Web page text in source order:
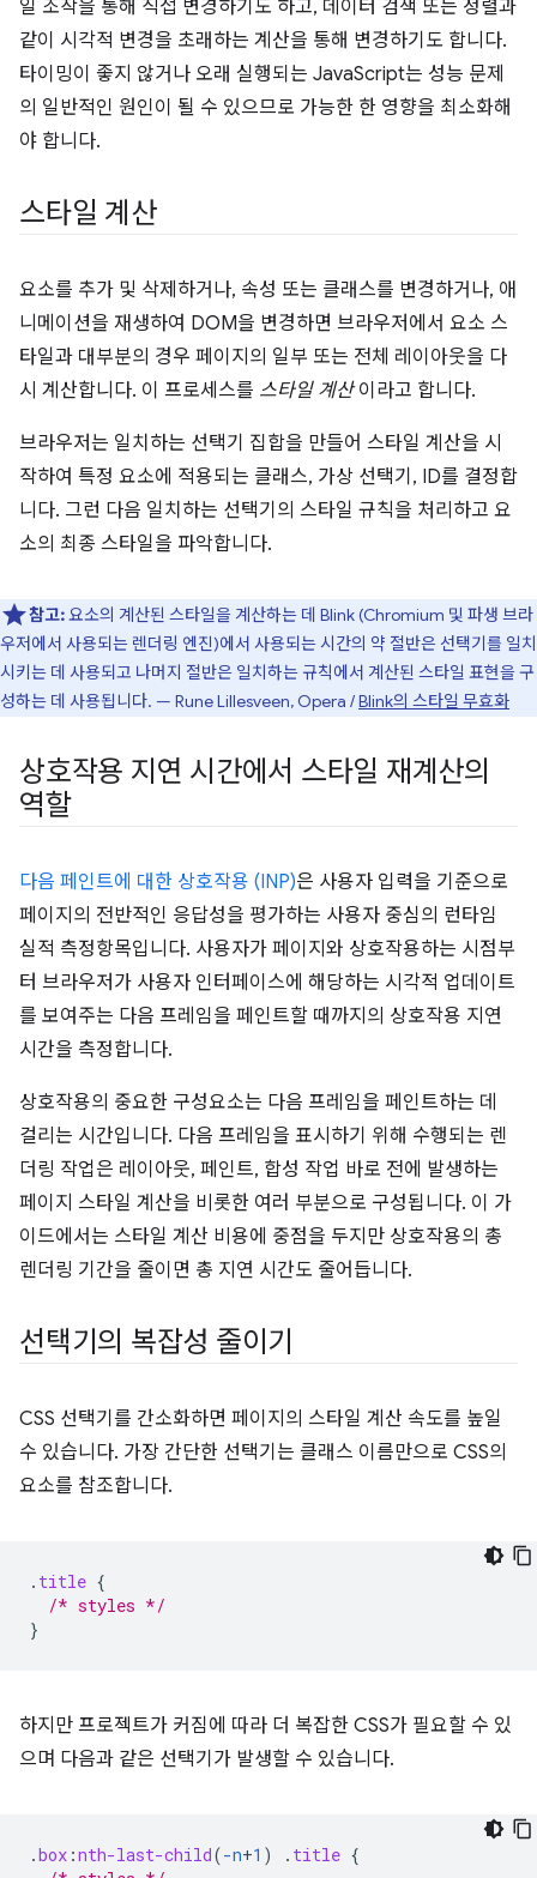
일 조작을 통해 직접 변경하기도 하고, 데이터 검색 또는 정렬과
같이 시각적 변경을 초래하는 계산을 통해 변경하기도 합니다.
타이밍이 좋지 않거나 오래 실행되는 JavaScript는 성능 문제
의 일반적인 원인이 될 수 있으므로 가능한 한 영향을 최소화해
야 합니다.
스타일 계산
요소를 추가 및 삭제하거나, 속성 또는 클래스를 변경하거나, 애
니메이션을 재생하여 DOM을 변경하면 브라우저에서 요소 스
타일과 대부분의 경우 페이지의 일부 또는 전체 레이아웃을 다
시 계산합니다. 이 프로세스를 스타일 계산이라고 합니다.
브라우저는 일치하는 선택기 집합을 만들어 스타일 계산을 시
작하여 특정 요소에 적용되는 클래스, 가상 선택기, ID를 결정합
니다. 그런 다음 일치하는 선택기의 스타일 규칙을 처리하고 요
소의 최종 스타일을 파악합니다.
참고:요소의 계산된 스타일을 계산하는 데 Blink (Chromium 및 파생 브라
우저에서 사용되는 렌더링 엔진)에서 사용되는 시간의 약 절반은 선택기를 일치
시키는 데 사용되고 나머지 절반은 일치하는 규칙에서 계산된 스타일 표현을 구
성하는 데 사용됩니다. — Rune Lillesveen, Opera /Blink의 스타일 무효화
상호작용 지연 시간에서 스타일 재계산의
역할
다음 페인트에 대한 상호작용 (INP)은 사용자 입력을 기준으로
페이지의 전반적인 응답성을 평가하는 사용자 중심의 런타임
실적 측정항목입니다. 사용자가 페이지와 상호작용하는 시점부
터 브라우저가 사용자 인터페이스에 해당하는 시각적 업데이트
를 보여주는 다음 프레임을 페인트할 때까지의 상호작용 지연
시간을 측정합니다.
상호작용의 중요한 구성요소는 다음 프레임을 페인트하는 데
걸리는 시간입니다. 다음 프레임을 표시하기 위해 수행되는 렌
더링 작업은 레이아웃, 페인트, 합성 작업 바로 전에 발생하는
페이지 스타일 계산을 비롯한 여러 부분으로 구성됩니다. 이 가
이드에서는 스타일 계산 비용에 중점을 두지만 상호작용의 총
렌더링 기간을 줄이면 총 지연 시간도 줄어듭니다.
선택기의 복잡성 줄이기
CSS 선택기를 간소화하면 페이지의 스타일 계산 속도를 높일
수 있습니다. 가장 간단한 선택기는 클래스 이름만으로 CSS의
요소를 참조합니다.
. title {
/* styles */
}
하지만 프로젝트가 커짐에 따라 더 복잡한 CSS가 필요할 수 있
으며 다음과 같은 선택기가 발생할 수 있습니다.
.box :nth-last-child(-n+1 ) . title {